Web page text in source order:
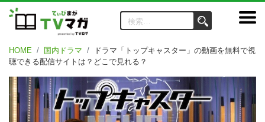
HOME 国内ドラマ
ドラマ「トップキャスター」の動画を無料で視
聴できる配信サイトは？どこで見れる？